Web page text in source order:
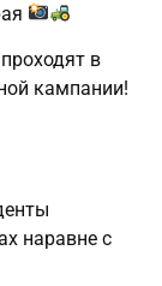
в
кампании!
наравне с